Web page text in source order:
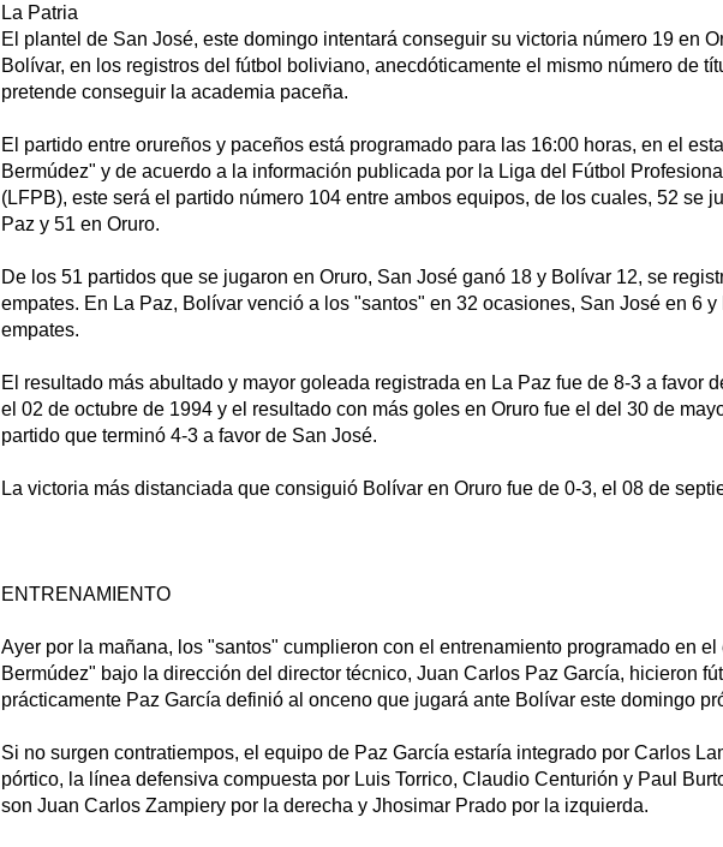
La Patria
El plantel de San José, este domingo intentará conseguir su victoria número 19 en
Bolívar, en los registros del fútbol boliviano, anecdóticamente el mismo número de
pretende conseguir la academia paceña.
El partido entre orureños y paceños está programado para las 16:00 horas, en el
Bermúdez" y de acuerdo a la información publicada por la Liga del Fútbol
(LFPB), este será el partido número 104 entre ambos equipos, de los cuales, 52 se
Paz y 51 en Oruro.
De los 51 partidos que se jugaron en Oruro, San José ganó 18 y Bolívar 12, se
empates. En La Paz, Bolívar venció a los "santos" en 32 ocasiones, San José en 6 y
empates.
El resultado más abultado y mayor goleada registrada en La Paz fue de 8-3 a favor
el 02 de octubre de 1994 y el resultado con más goles en Oruro fue el del 30 de
partido que terminó 4-3 a favor de San José.
La victoria más distanciada que consiguió Bolívar en Oruro fue de 0-3, el 08 de
ENTRENAMIENTO
Ayer por la mañana, los "santos" cumplieron con el entrenamiento programado en
Bermúdez" bajo la dirección del director técnico, Juan Carlos Paz García, hicieron
prácticamente Paz García definió al onceno que jugará ante Bolívar este domingo
Si no surgen contratiempos, el equipo de Paz García estaría integrado por Carlos
pórtico, la línea defensiva compuesta por Luis Torrico, Claudio Centurión y Paul
son Juan Carlos Zampiery por la derecha y Jhosimar Prado por la izquierda.